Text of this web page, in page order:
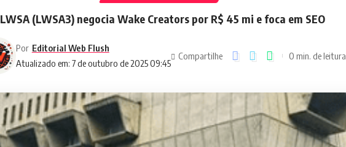
LWSA (LWSA3) negocia Wake Creators por R$ 45 mi e foca em SEO
Atualizado em: 7 de outubro de 2025 09:45
Por Editorial Web Flush
Compartilhe 0 min. de leitura